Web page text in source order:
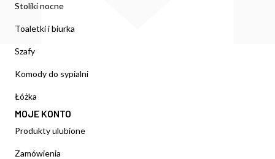
Stoliki nocne
Toaletki i biurka
Szafy
Komody do sypialni
Łóżka
MOJE KONTO
Produkty ulubione
Zamówienia